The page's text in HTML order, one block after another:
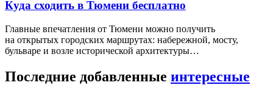
Куда сходить в Тюмени бесплатно
Главные впечатления от Тюмени можно получить
на открытых городских маршрутах: набережной, мосту,
бульваре и возле исторической архитектуры…
Последние добавленные интересные